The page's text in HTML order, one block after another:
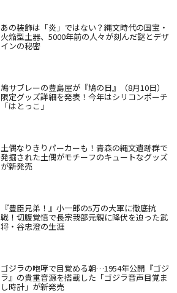
あの装飾は「炎」ではない？縄文時代の国宝・
火焔型土器、5000年前の人々が刻んだ謎とデザ
インの秘密
鳩サブレーの豊島屋が『鳩の日』（8月10日）
限定グッズ詳細を発表！今年はシリコンポーチ
「はとっこ」
土偶なりきりパーカーも！青森の縄文遺跡群で
発掘された土偶がモチーフのキュートなグッズ
が新発売
『豊臣兄弟！』小一郎の5万の大軍に徹底抗
戦！切腹覚悟で長宗我部元親に降伏を迫った武
将・谷忠澄の生涯
ゴジラの咆哮で目覚める朝…1954年公開『ゴジ
ラ』の貴重音源を搭載した「ゴジラ音声目覚ま
し時計」が新発売